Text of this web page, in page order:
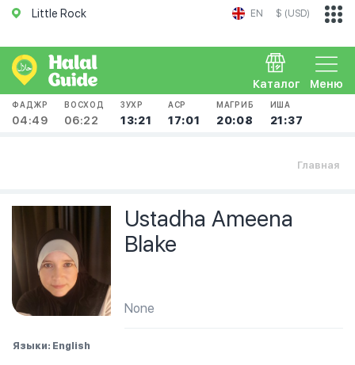
Little Rock EN $ (USD)
Меню
Каталог
ФАДЖР
04:49
ВОСХОД
06:22
ЗУХР
13:21
АСР
17:01
МАГРИБ
20:08
ИША
21:37
Главная
Ustadha Ameena
Blake
None
Языки: English